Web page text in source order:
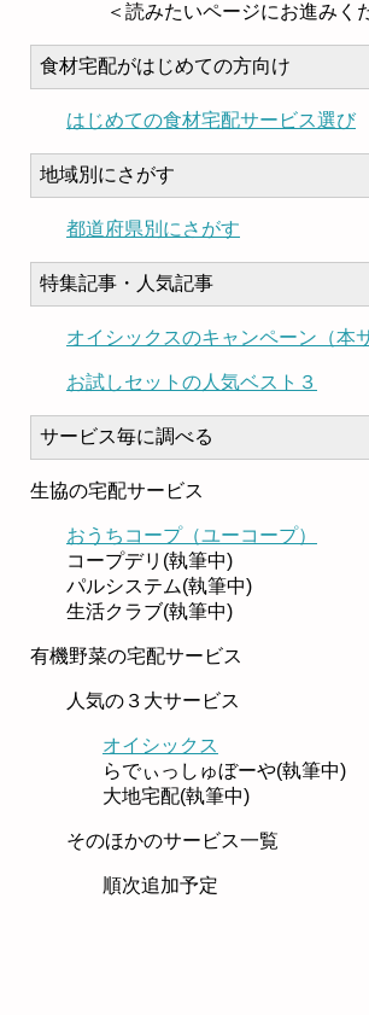
＜読みたいページにお進みく
食材宅配がはじめての方向け
はじめての食材宅配サービス選び
地域別にさがす
都道府県別にさがす
特集記事・人気記事
オイシックスのキャンペーン（本
お試しセットの人気ベスト３
サービス毎に調べる
生協の宅配サービス
おうちコープ（ユーコープ）
コープデリ(執筆中)
パルシステム(執筆中)
生活クラブ(執筆中)
有機野菜の宅配サービス
人気の３大サービス
オイシックス
らでぃっしゅぼーや(執筆中)
大地宅配(執筆中)
そのほかのサービス一覧
順次追加予定